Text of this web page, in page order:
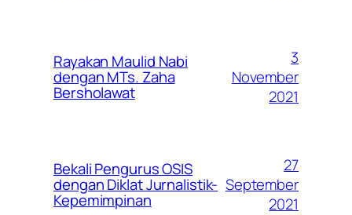
Rayakan Maulid Nabi
dengan MTs. Zaha
Bersholawat
3
November
2021
Bekali Pengurus OSIS
dengan Diklat Jurnalistik-
Kepemimpinan
27
September
2021